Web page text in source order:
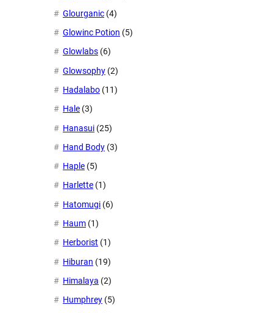
Glourganic (4)
Glowinc Potion (5)
Glowlabs (6)
Glowsophy (2)
Hadalabo (11)
Hale (3)
Hanasui (25)
Hand Body (3)
Haple (5)
Harlette (1)
Hatomugi (6)
Haum (1)
Herborist (1)
Hiburan (19)
Himalaya (2)
Humphrey (5)